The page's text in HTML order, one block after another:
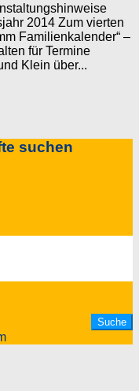
2014 Zum vierten
Familienkalender“ –
für Termine
Klein über...
suchen